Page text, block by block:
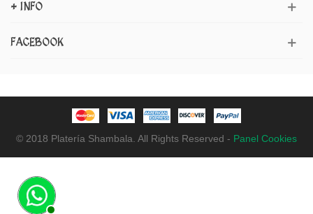
+ INFO
FACEBOOK
© 2018 Platería Shambala. All Rights Reserved - Panel Cookies